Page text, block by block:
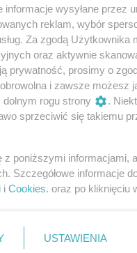
ucierpiała jedna
pod opieką
informacje wysyłane przez
reklam, wybór
Za zgodą
oraz aktywnie
prywatność, prosimy o
i zawsze
rogu strony
.
sprzeciwić się takiemu
z poniższymi informacjami,
Szczegółowe informacje
i Cookies. oraz po kliknięciu
USTAWIENIA